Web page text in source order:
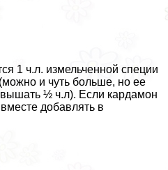
1 ч.л. измельченной специи
и чуть больше, но ее
½ ч.л). Если кардамон
добавлять в